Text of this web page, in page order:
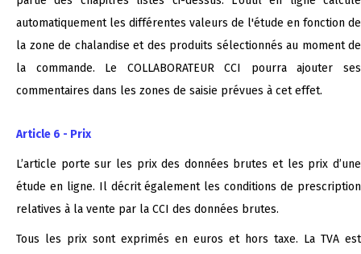
automatiquement les différentes valeurs de l'étude en fonction de
la zone de chalandise et des produits sélectionnés au moment de
la commande. Le COLLABORATEUR CCI pourra ajouter ses
commentaires dans les zones de saisie prévues à cet effet.
Article 6 - Prix
L’article porte sur les prix des données brutes et les prix d’une
étude en ligne. Il décrit également les conditions de prescription
relatives à la vente par la CCI des données brutes.
Tous les prix sont exprimés en euros et hors taxe. La TVA est